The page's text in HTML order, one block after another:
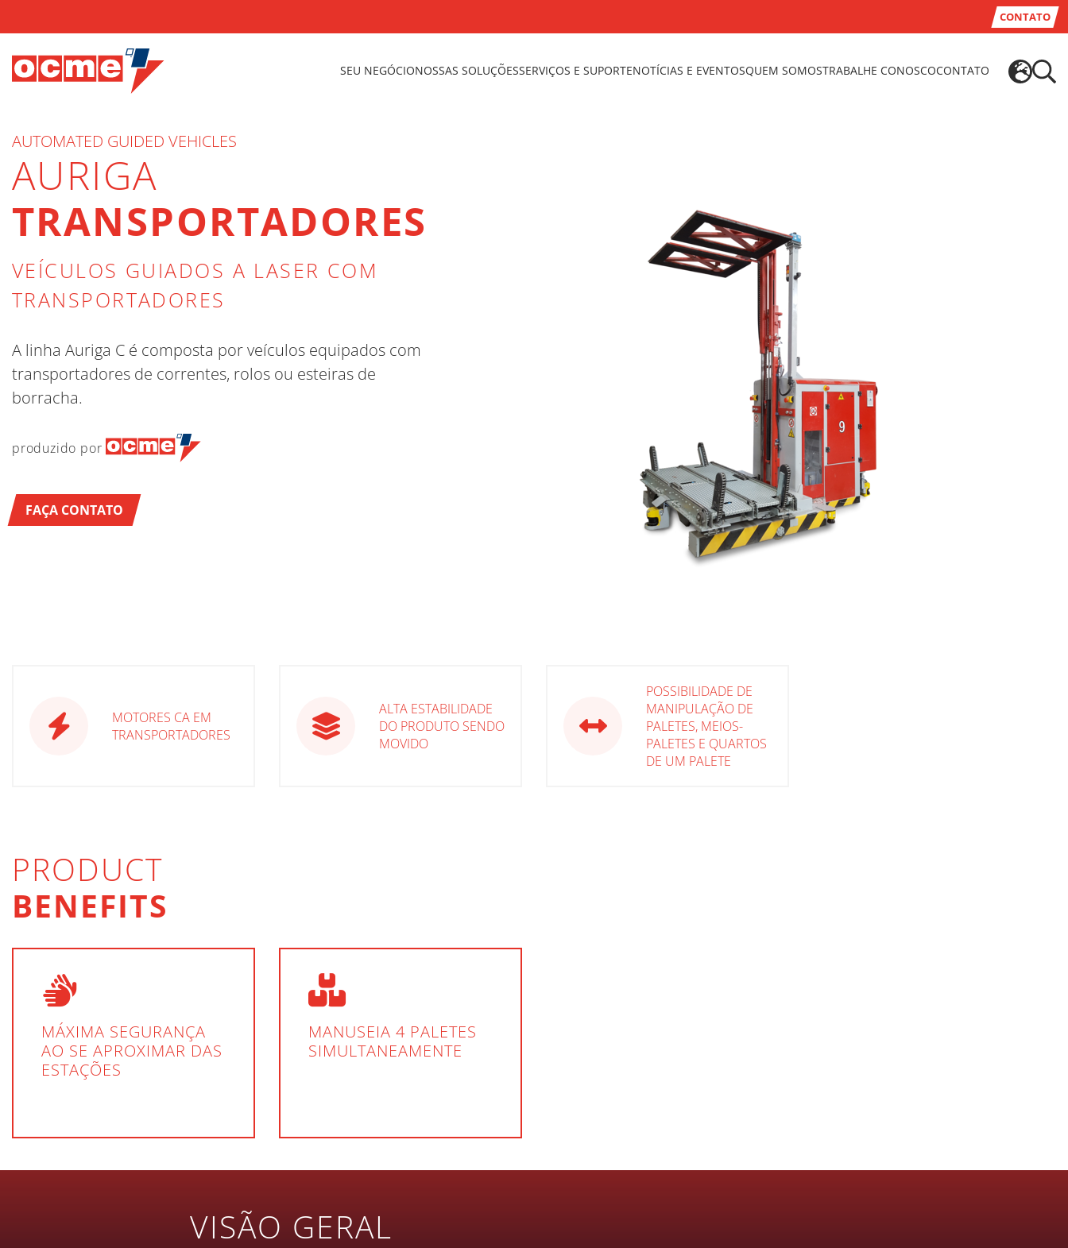
CONTATO
SEU NEGÓCIONOSSAS SOLUÇÕESSERVIÇOS E SUPORTENOTÍCIAS E EVENTOSQUEM SOMOSTRABALHE CONOSCOCONTATO
AUTOMATED GUIDED VEHICLES
AURIGA
TRANSPORTADORES
VEÍCULOS GUIADOS A LASER COM
TRANSPORTADORES
A linha Auriga C é composta por veículos equipados com
transportadores de correntes, rolos ou esteiras de
borracha.
produzido por
FAÇA CONTATO
MOTORES CA EM
TRANSPORTADORES
ALTA ESTABILIDADE
DO PRODUTO SENDO
MOVIDO
POSSIBILIDADE DE
MANIPULAÇÃO DE
PALETES, MEIOS-
PALETES E QUARTOS
DE UM PALETE
PRODUCT
BENEFITS
MÁXIMA SEGURANÇA
AO SE APROXIMAR DAS
ESTAÇÕES
MANUSEIA 4 PALETES
SIMULTANEAMENTE
VISÃO GERAL